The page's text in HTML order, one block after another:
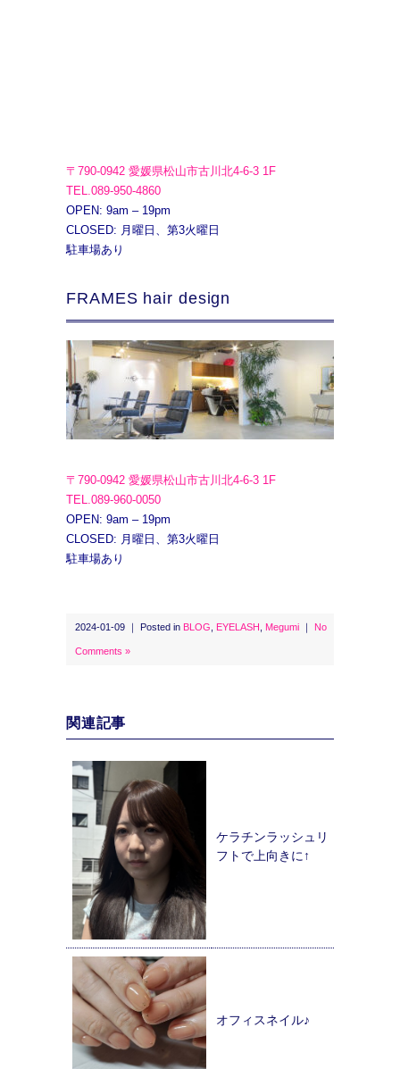
〒790-0942 愛媛県松山市古川北4-6-3 1F
TEL.089-950-4860
OPEN: 9am – 19pm
CLOSED: 月曜日、第3火曜日
駐車場あり
FRAMES hair design
〒790-0942 愛媛県松山市古川北4-6-3 1F
TEL.089-960-0050
OPEN: 9am – 19pm
CLOSED: 月曜日、第3火曜日
駐車場あり
2024-01-09 ｜ Posted in BLOG EYELASH Megumi ｜ No
Comments »
関連記事
ケラチンラッシュリ
フトで上向きに↑
オフィスネイル♪